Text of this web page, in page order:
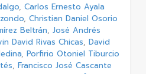
, Carlos Ernesto Ayala
, Christian Daniel Osorio
Beltrán, José Andrés
David Rivas Chicas, David
, Porfirio Otoniel Tiburcio
, Francisco José Cascante